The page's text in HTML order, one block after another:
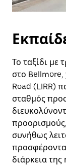
Το ταξίδι με
στο
Road (LIRR)
σταθμός
συνήθως
διάρκεια